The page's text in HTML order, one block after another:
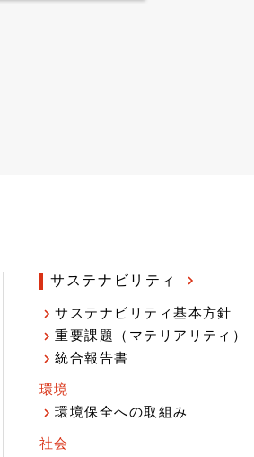
サステナビリティ
サステナビリティ基本方針
重要課題（マテリアリティ）
統合報告書
環境
環境保全への取組み
社会